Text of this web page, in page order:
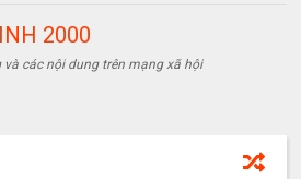
2000
và các nội dung trên mạng xã hội